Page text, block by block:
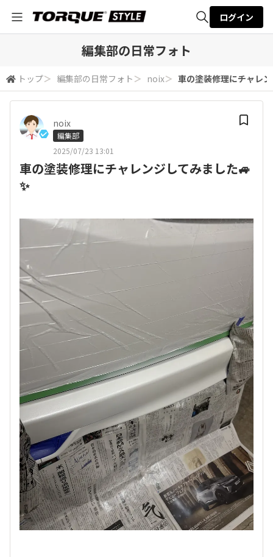
検索
ログイン
編集部の日常フォト
トップ＞ 編集部の日常フォト ＞ noix＞ 車の塗装修理にチャレ
noix
編集部
2025/07/23 13:01
車の塗装修理にチャレンジしてみました🚙
✨